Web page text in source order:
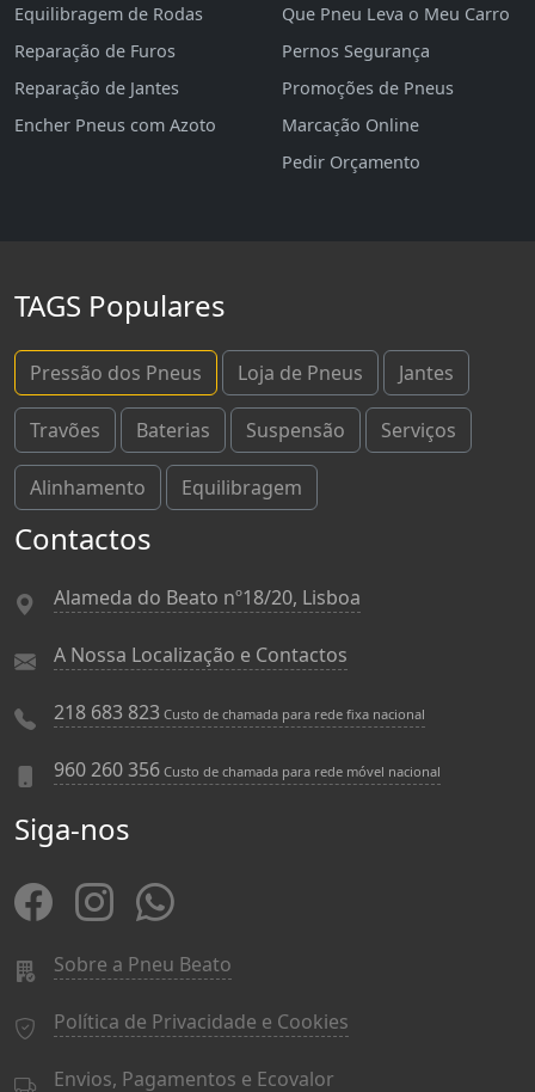
Equilibragem de Rodas
Reparação de Furos
Reparação de Jantes
Encher Pneus com Azoto
Que Pneu Leva o Meu Carro
Pernos Segurança
Promoções de Pneus
Marcação Online
Pedir Orçamento
TAGS Populares
Pressão dos Pneus Loja de Pneus Jantes
Travões Baterias Suspensão Serviços
Alinhamento Equilibragem
Contactos
Alameda do Beato nº18/20, Lisboa
A Nossa Localização e Contactos
218 683 823 Custo de chamada para rede fixa nacional
960 260 356 Custo de chamada para rede móvel nacional
Siga-nos
Sobre a Pneu Beato
Política de Privacidade e Cookies
Envios, Pagamentos e Ecovalor